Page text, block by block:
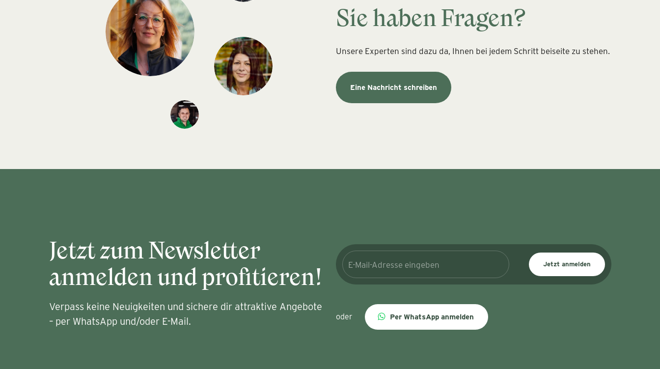
Sie haben Fragen?
Unsere Experten sind dazu da, Ihnen bei jedem Schritt beiseite zu stehen.
Eine Nachricht schreiben
Jetzt zum Newsletter
anmelden und profitieren!
Verpass keine Neuigkeiten und sichere dir attraktive Angebote
– per WhatsApp und/oder E-Mail.
Jetzt anmelden
oder Per WhatsApp anmelden